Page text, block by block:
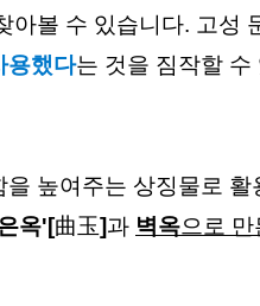
아볼 수 있습니다. 고성
용했다는 것을 짐작할 수
을 높여주는 상징물로 활
옥'[曲玉]과 벽옥으로 만